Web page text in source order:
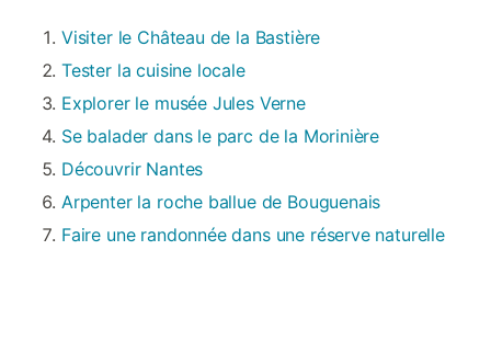
Visiter le Château de la Bastière
Tester la cuisine locale
Explorer le musée Jules Verne
Se balader dans le parc de la Morinière
Découvrir Nantes
Arpenter la roche ballue de Bouguenais
Faire une randonnée dans une réserve naturelle